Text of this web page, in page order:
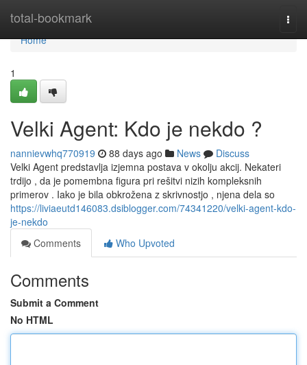
total-bookmark
Home
Home
1
Velki Agent: Kdo je nekdo ?
nannievwhq770919 88 days ago News
Discuss
Velki Agent predstavlja izjemna postava v okolju akcij. Nekateri
trdijo , da je pomembna figura pri rešitvi nizih kompleksnih
primerov . Iako je bila obkrožena z skrivnostjo , njena dela so
https://liviaeutd146083.dsiblogger.com/74341220/velki-agent-kdo-
je-nekdo
Comments
Who Upvoted
Comments
Submit a Comment
No HTML